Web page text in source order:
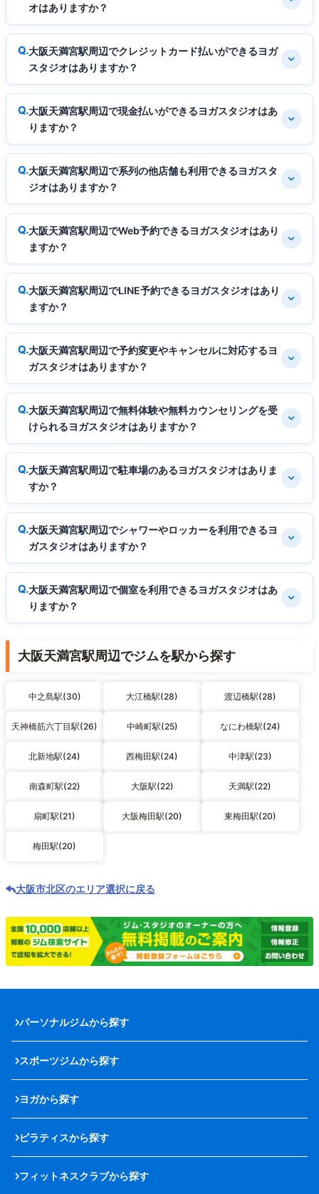
オはありますか？
大阪天満宮駅周辺でクレジットカード払いができるヨガ
スタジオはありますか？
大阪天満宮駅周辺で現金払いができるヨガスタジオはあ
りますか？
大阪天満宮駅周辺で系列の他店舗も利用できるヨガスタ
ジオはありますか？
大阪天満宮駅周辺でWeb予約できるヨガスタジオはあり
ますか？
大阪天満宮駅周辺でLINE予約できるヨガスタジオはあり
ますか？
大阪天満宮駅周辺で予約変更やキャンセルに対応するヨ
ガスタジオはありますか？
大阪天満宮駅周辺で無料体験や無料カウンセリングを受
けられるヨガスタジオはありますか？
大阪天満宮駅周辺で駐車場のあるヨガスタジオはありま
すか？
大阪天満宮駅周辺でシャワーやロッカーを利用できるヨ
ガスタジオはありますか？
大阪天満宮駅周辺で個室を利用できるヨガスタジオはあ
りますか？
大阪天満宮駅周辺でジムを駅から探す
中之島駅(30) 大江橋駅(28) 渡辺橋駅(28)
天神橋筋六丁目駅(26) 中崎町駅(25) なにわ橋駅(24)
北新地駅(24) 西梅田駅(24) 中津駅(23)
南森町駅(22) 大阪駅(22) 天満駅(22)
扇町駅(21) 大阪梅田駅(20) 東梅田駅(20)
梅田駅(20)
大阪市北区のエリア選択に戻る
パーソナルジムから探す
スポーツジムから探す
ヨガから探す
ピラティスから探す
フィットネスクラブから探す